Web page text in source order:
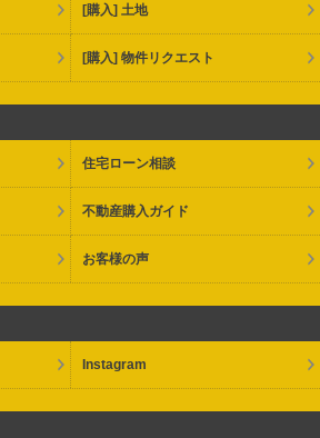
[購入] 土地
[購入] 物件リクエスト
住宅ローン相談
不動産購入ガイド
お客様の声
Instagram